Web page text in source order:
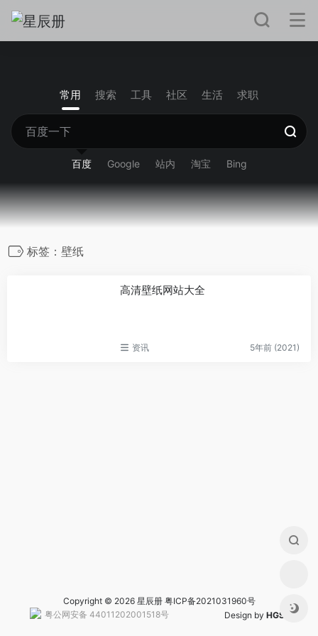
常用 搜索 工具 社区 生活 求职
百度 Google 站内 淘宝 Bing
标签：壁纸
高清壁纸网站大全
资讯 5年前 (2021)
Copyright © 2026 星辰册 粤ICP备2021031960号
粤公网安备 44011202001518号Design by HGS